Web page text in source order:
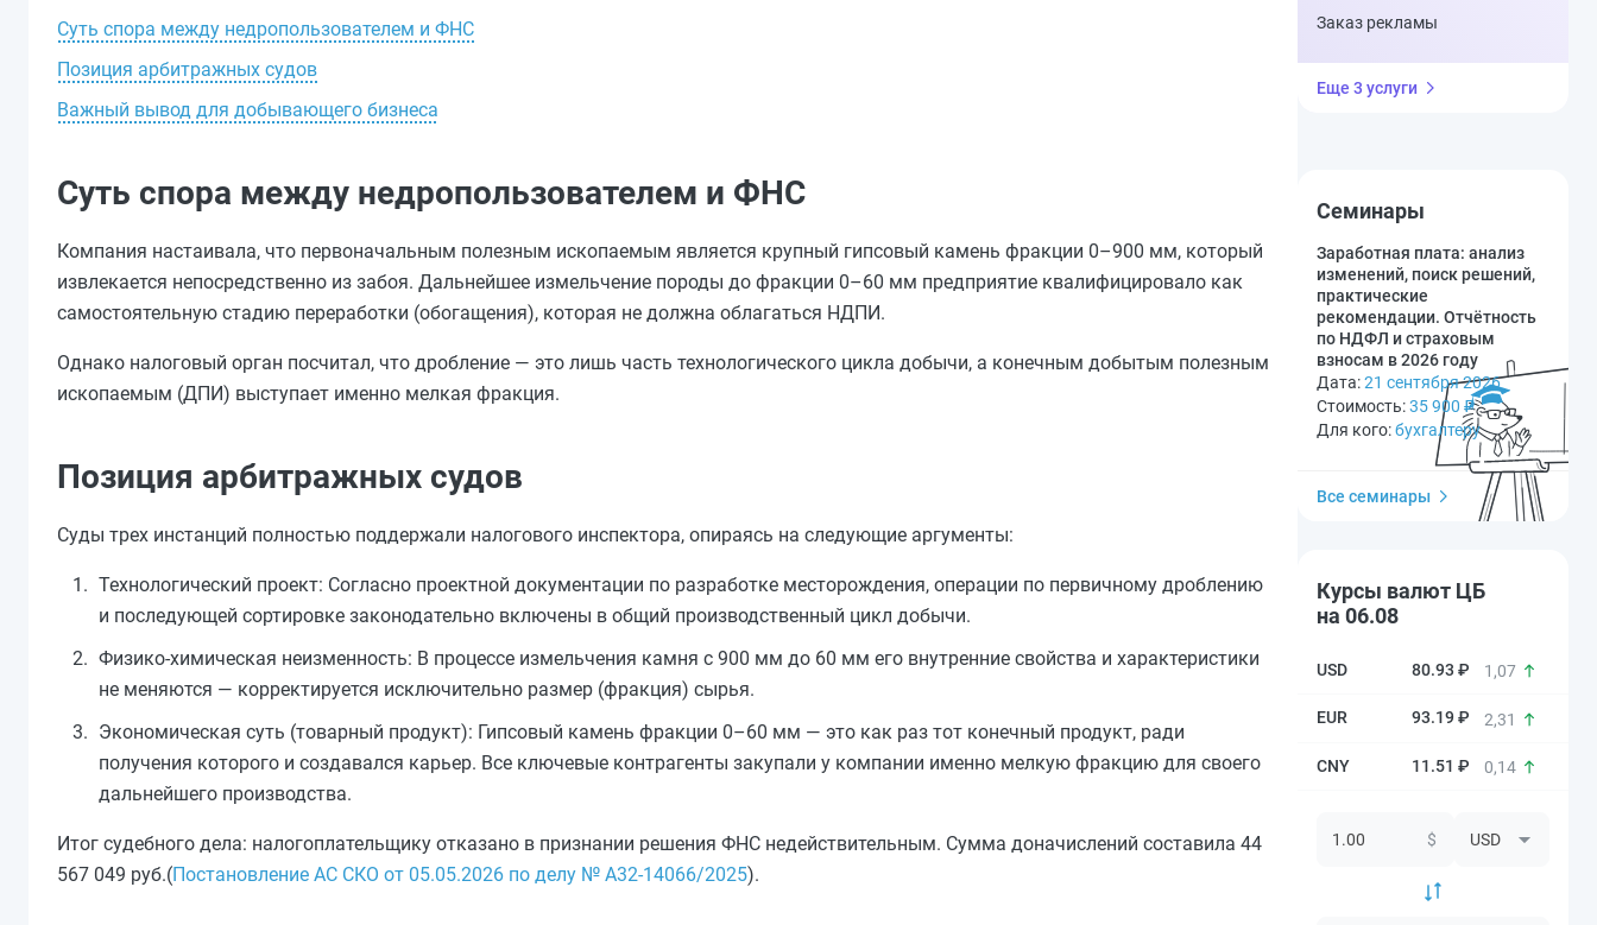
Суть спора между недропользователем и ФНС
Позиция арбитражных судов
Важный вывод для добывающего бизнеса
Суть спора между недропользователем и ФНС
Компания настаивала, что первоначальным полезным ископаемым является крупный гипсовый камень фракции 0–900 мм, который
извлекается непосредственно из забоя. Дальнейшее измельчение породы до фракции 0–60 мм предприятие квалифицировало как
самостоятельную стадию переработки (обогащения), которая не должна облагаться НДПИ.
Однако налоговый орган посчитал, что дробление — это лишь часть технологического цикла добычи, а конечным добытым полезным
ископаемым (ДПИ) выступает именно мелкая фракция.
Позиция арбитражных судов
Суды трех инстанций полностью поддержали налогового инспектора, опираясь на следующие аргументы:
Технологический проект: Согласно проектной документации по разработке месторождения, операции по первичному дроблению
и последующей сортировке законодательно включены в общий производственный цикл добычи.
Физико-химическая неизменность: В процессе измельчения камня с 900 мм до 60 мм его внутренние свойства и характеристики
не меняются — корректируется исключительно размер (фракция) сырья.
Экономическая суть (товарный продукт): Гипсовый камень фракции 0–60 мм — это как раз тот конечный продукт, ради
получения которого и создавался карьер. Все ключевые контрагенты закупали у компании именно мелкую фракцию для своего
дальнейшего производства.
Итог судебного дела: налогоплательщику отказано в признании решения ФНС недействительным. Сумма доначислений составила 44
567 049 руб.(Постановление АС СКО от 05.05.2026 по делу № А32-14066/2025).
Заказ рекламы
Еще 3 услуги
Семинары
Заработная плата: анализ
изменений, поиск решений,
практические
рекомендации. Отчётность
по НДФЛ и страховым
взносам в 2026 году
Дата:21 сентября 2026
Стоимость:35 900 ₽
Для кого:бухгалтеру
Все семинары
Курсы валют ЦБ
на 06.08
80.93 ₽ 1,07
93.19 ₽ 2,31
11.51 ₽ 0,14
$